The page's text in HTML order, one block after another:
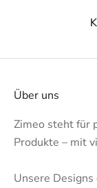
Über uns
Zimeo steht für
Produkte – mit
Unsere